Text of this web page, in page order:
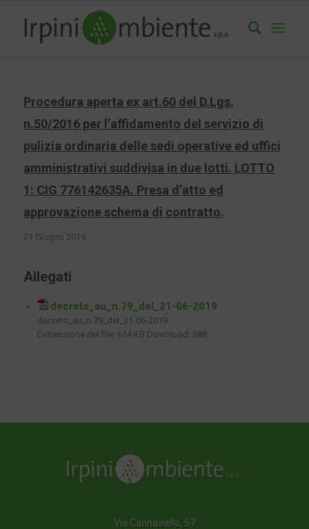
Procedura aperta ex art.60 del D.Lgs.
n.50/2016 per l’affidamento del servizio di
pulizia ordinaria delle sedi operative ed uffici
amministrativi suddivisa in due lotti. LOTTO
1: CIG 776142635A. Presa d’atto ed
approvazione schema di contratto.
21 Giugno 2019
Allegati
decreto_au_n.79_del_21-06-2019
decreto_au_n.79_del_21-06-2019
Dimensione del file: 654 KB Download: 388
Via Cannaviello, 57